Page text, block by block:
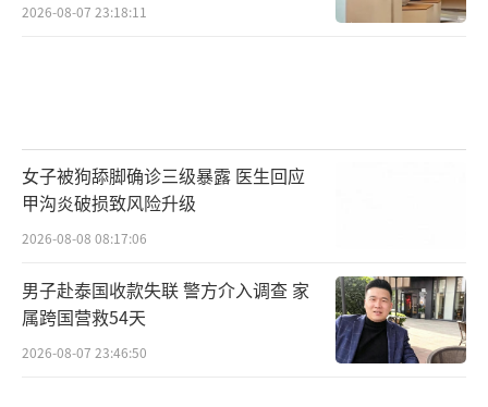
2026-08-07 23:18:11
女子被狗舔脚确诊三级暴露 医生回应
甲沟炎破损致风险升级
2026-08-08 08:17:06
男子赴泰国收款失联 警方介入调查 家
属跨国营救54天
2026-08-07 23:46:50